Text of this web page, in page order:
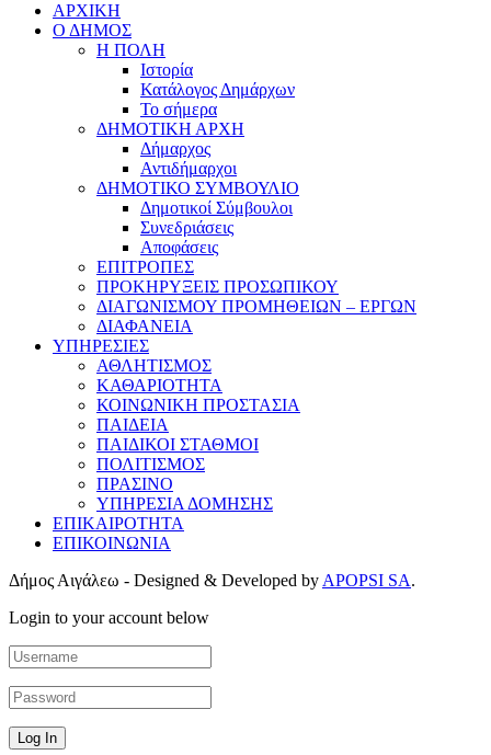
ΑΡΧΙΚΗ
Ο ΔΗΜΟΣ
Η ΠΟΛΗ
Ιστορία
Κατάλογος Δημάρχων
Το σήμερα
ΔΗΜΟΤΙΚΗ ΑΡΧΗ
Δήμαρχος
Αντιδήμαρχοι
ΔΗΜΟΤΙΚΟ ΣΥΜΒΟΥΛΙΟ
Δημοτικοί Σύμβουλοι
Συνεδριάσεις
Αποφάσεις
ΕΠΙΤΡΟΠΕΣ
ΠΡΟΚΗΡΥΞΕΙΣ ΠΡΟΣΩΠΙΚΟΥ
ΔΙΑΓΩΝΙΣΜΟΥ ΠΡΟΜΗΘΕΙΩΝ – ΕΡΓΩΝ
ΔΙΑΦΑΝΕΙΑ
ΥΠΗΡΕΣΙΕΣ
ΑΘΛΗΤΙΣΜΟΣ
ΚΑΘΑΡΙΟΤΗΤΑ
ΚΟΙΝΩΝΙΚΗ ΠΡΟΣΤΑΣΙΑ
ΠΑΙΔΕΙΑ
ΠΑΙΔΙΚΟΙ ΣΤΑΘΜΟΙ
ΠΟΛΙΤΙΣΜΟΣ
ΠΡΑΣΙΝΟ
ΥΠΗΡΕΣΙΑ ΔΟΜΗΣΗΣ
ΕΠΙΚΑΙΡΟΤΗΤΑ
ΕΠΙΚΟΙΝΩΝΙΑ
Δήμος Αιγάλεω - Designed & Developed by APOPSI SA.
Login to your account below